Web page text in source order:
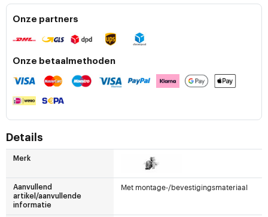
Onze partners
Onze betaalmethoden
Details
Merk
Aanvullend
artikel/aanvullende
informatie
Met montage-/bevestigingsmateriaal